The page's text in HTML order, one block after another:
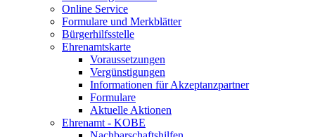
Online Service
Formulare und Merkblätter
Bürgerhilfsstelle
Ehrenamtskarte
Voraussetzungen
Vergünstigungen
Informationen für Akzeptanzpartner
Formulare
Aktuelle Aktionen
Ehrenamt - KOBE